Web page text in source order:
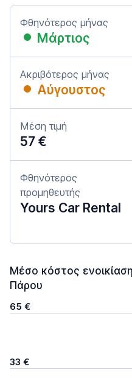
Φθηνότερος μήνας
Μάρτιος
Ακριβότερος μήνας
Αύγουστος
Μέση τιμή
57 €
Φθηνότερος
προμηθευτής
Yours Car Rental
Μέσο κόστος
Πάρου
65 €
33 €